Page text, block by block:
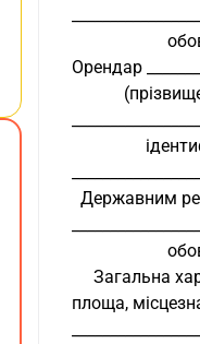
Орендар
Державним
площа,